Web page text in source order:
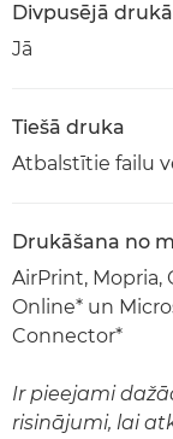
Divpusējā
Jā
Tiešā druka
Atbalstītie failu
Drukāšana no
AirPrint, Mopria,
Online* un
Connector*
Ir pieejami
risinājumi, lai